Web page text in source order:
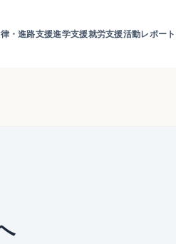
・進路支援進学支援就労支援活動レポート